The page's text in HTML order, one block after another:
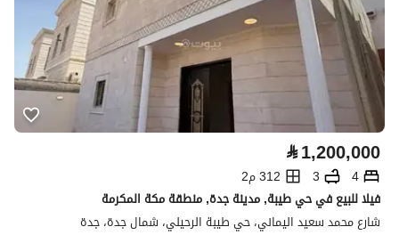
⃁1,200,000
4
3
312 م2
فيلا للبيع في حي طيبة, مدينة جدة, منطقة مكة المكرمة
شارع محمد سعيد اليماني، حي طيبة الرحيلي، شمال جدة، جدة